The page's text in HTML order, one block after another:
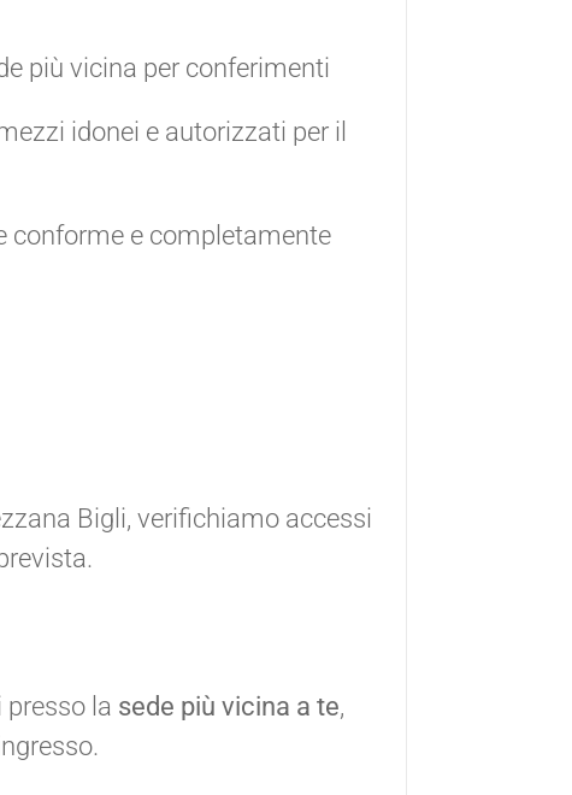
più vicina per conferimenti
idonei e autorizzati per il
conforme e completamente
Bigli, verifichiamo accessi
la sede più vicina a te,